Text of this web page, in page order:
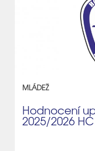
MLÁDEŽ
Hodnocení
2025/2026